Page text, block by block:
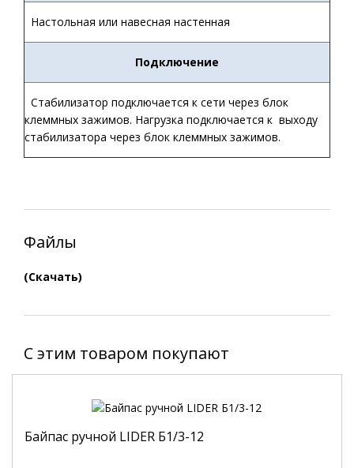
Настольная или навесная настенная
Подключение
Стабилизатор подключается к сети через блок
клеммных зажимов. Нагрузка подключается к выходу
стабилизатора через блок клеммных зажимов.
Файлы
(Скачать)
C этим товаром покупают
Байпас ручной LIDER Б1/3-12